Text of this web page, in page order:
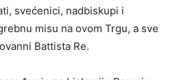
svećenici, nadbiskupi i
misu na ovom Trgu, a sve
Battista Re.